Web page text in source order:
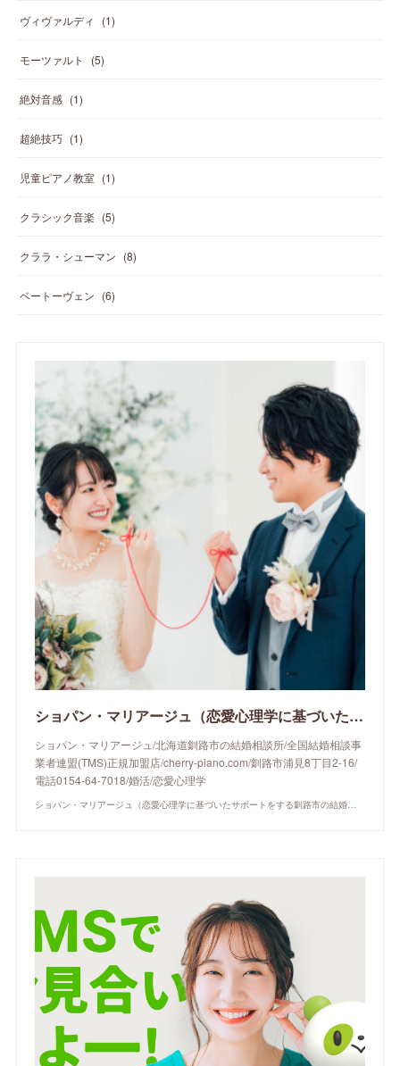
ヴィヴァルディ (1)
モーツァルト (5)
絶対音感 (1)
超絶技巧 (1)
児童ピアノ教室 (1)
クラシック音楽 (5)
クララ・シューマン (8)
ベートーヴェン (6)
ショパン・マリアージュ（恋愛心理学に基づいたサポートをする釧路市の結婚相談所）/ 全国結婚相談事業者連盟正規加盟店 / cherry-piano.com
ショパン・マリアージュ/北海道釧路市の結婚相談所/全国結婚相談事
業者連盟(TMS)正規加盟店/cherry-piano.com/釧路市浦見8丁目2-16/
電話0154-64-7018/婚活/恋愛心理学
ショパン・マリアージュ（恋愛心理学に基づいたサポートをする釧路市の結婚相談所）/ 全国結婚相談事業者連盟正規加盟店 / cherry-piano.com